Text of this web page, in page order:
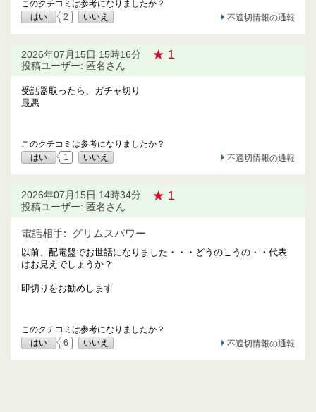
このクチコミは参考になりましたか？
はい
2 いいえ 不適切情報の通報
2026年07月15日 15時16分 ★ 1
投稿ユーザー: 匿名さん
受話器取ったら、ガチャ切り
最悪
このクチコミは参考になりましたか？
はい
1 いいえ 不適切情報の通報
2026年07月15日 14時34分 ★ 1
投稿ユーザー: 匿名さん
電話相手: グリムスパワー
以前、配電盤でお世話になりました・・・どうのこうの・・代表
はお見えでしょうか？
即切りをお勧めします
このクチコミは参考になりましたか？
はい
6 いいえ 不適切情報の通報